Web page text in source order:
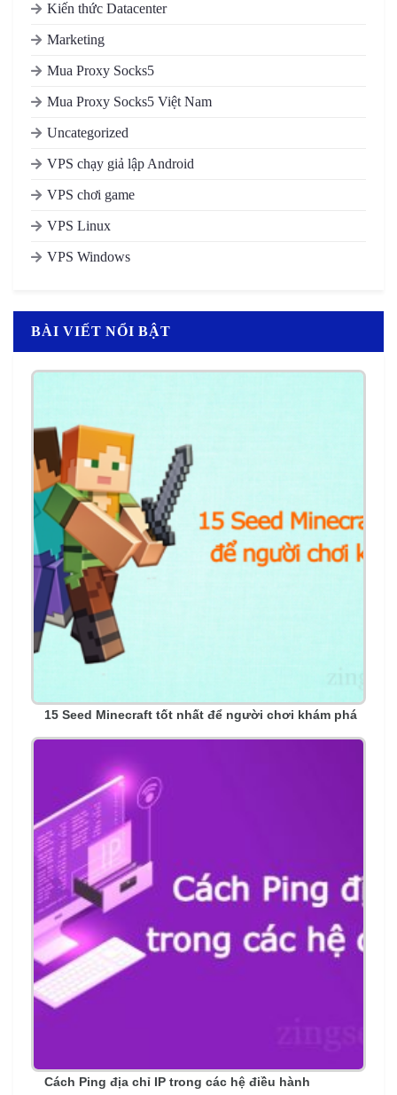
Kiến thức Datacenter
Marketing
Mua Proxy Socks5
Mua Proxy Socks5 Việt Nam
Uncategorized
VPS chạy giả lập Android
VPS chơi game
VPS Linux
VPS Windows
BÀI VIẾT NỔI BẬT
15 Seed Minecraft tốt nhất để người chơi khám phá
Cách Ping địa chỉ IP trong các hệ điều hành